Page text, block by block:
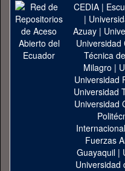
CEDIA|
|
Azuay|
Universidad
Técnica
Milagro |
Universidad
Universidad
Universidad
Fuerzas
Guayaquil|
Universidad